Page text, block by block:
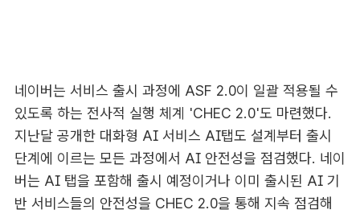
네이버는 서비스 출시 과정에 ASF 2.0이 일괄 적용될 수
있도록 하는 전사적 실행 체계 'CHEC 2.0'도 마련했다.
지난달 공개한 대화형 AI 서비스 AI탭도 설계부터 출시
단계에 이르는 모든 과정에서 AI 안전성을 점검했다. 네이
버는 AI 탭을 포함해 출시 예정이거나 이미 출시된 AI 기
반 서비스들의 안전성을 CHEC 2.0을 통해 지속 점검해